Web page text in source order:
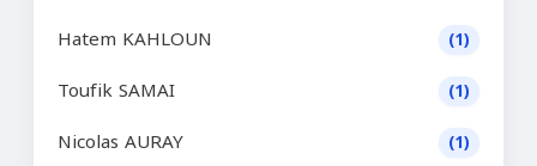
Hatem KAHLOUN (1)
Toufik SAMAI (1)
Nicolas AURAY (1)